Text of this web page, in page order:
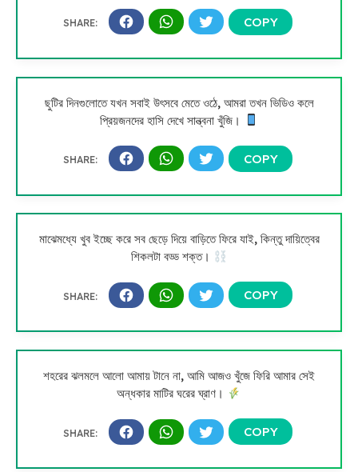
ছুটির দিনগুলোতে যখন সবাই উৎসবে মেতে ওঠে, আমরা তখন ভিডিও কলে
প্রিয়জনদের হাসি দেখে সান্ত্বনা খুঁজি।
মাঝেমধ্যে খুব ইচ্ছে করে সব ছেড়ে দিয়ে বাড়িতে ফিরে যাই, কিন্তু দায়িত্বের
শিকলটা বড্ড শক্ত।
শহরের ঝলমলে আলো আমায় টানে না, আমি আজও খুঁজে ফিরি আমার সেই
অন্ধকার মাটির ঘরের ঘ্রাণ।